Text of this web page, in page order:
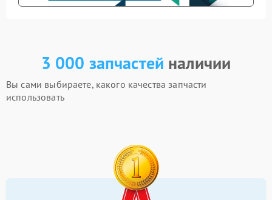
3 000 запчастей наличии
Вы сами выбираете, какого качества запчасти
использовать